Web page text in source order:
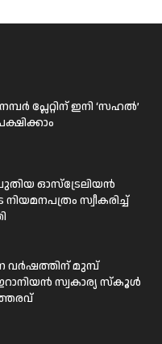
പ്ലേറ്റിന് ഇനി ‘സഹൽ’
ഓസ്ട്രേലിയൻ
സ്വീകരിച്ച്
വർഷത്തിന് മുമ്പ്
സ്വകാര്യ സ്കൂൾ